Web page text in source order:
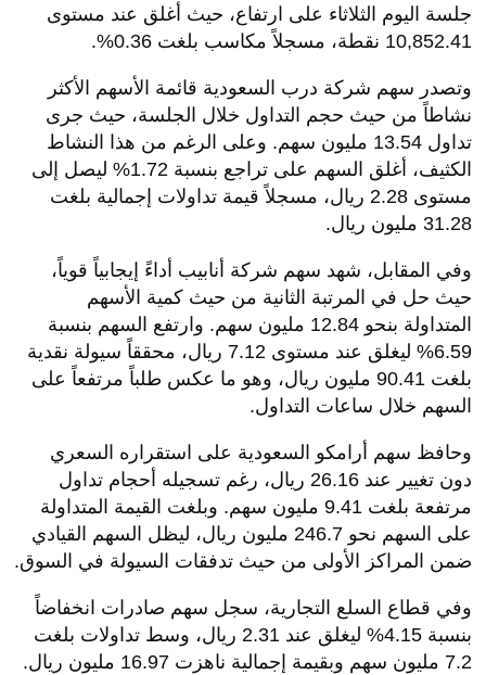
جلسة اليوم الثلاثاء على ارتفاع، حيث أغلق عند مستوى
10,852.41 نقطة، مسجلاً مكاسب بلغت 0.36%.
وتصدر سهم شركة درب السعودية قائمة الأسهم الأكثر
نشاطاً من حيث حجم التداول خلال الجلسة، حيث جرى
تداول 13.54 مليون سهم. وعلى الرغم من هذا النشاط
الكثيف، أغلق السهم على تراجع بنسبة 1.72% ليصل إلى
مستوى 2.28 ريال، مسجلاً قيمة تداولات إجمالية بلغت
31.28 مليون ريال.
وفي المقابل، شهد سهم شركة أنابيب أداءً إيجابياً قوياً،
حيث حل في المرتبة الثانية من حيث كمية الأسهم
المتداولة بنحو 12.84 مليون سهم. وارتفع السهم بنسبة
6.59% ليغلق عند مستوى 7.12 ريال، محققاً سيولة نقدية
بلغت 90.41 مليون ريال، وهو ما عكس طلباً مرتفعاً على
السهم خلال ساعات التداول.
وحافظ سهم أرامكو السعودية على استقراره السعري
دون تغيير عند 26.16 ريال، رغم تسجيله أحجام تداول
مرتفعة بلغت 9.41 مليون سهم. وبلغت القيمة المتداولة
على السهم نحو 246.7 مليون ريال، ليظل السهم القيادي
ضمن المراكز الأولى من حيث تدفقات السيولة في السوق.
وفي قطاع السلع التجارية، سجل سهم صادرات انخفاضاً
بنسبة 4.15% ليغلق عند 2.31 ريال، وسط تداولات بلغت
7.2 مليون سهم وبقيمة إجمالية ناهزت 16.97 مليون ريال.